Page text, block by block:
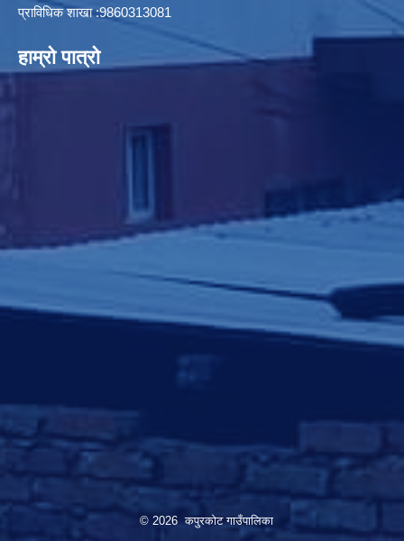
प्राविधिक शाखा :9860313081
हाम्रो पात्रो
© 2026 कपुरकोट गाउँपालिका